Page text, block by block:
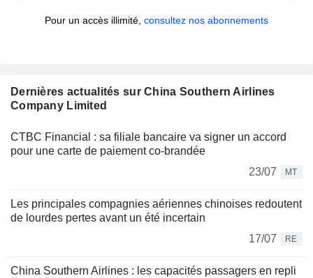
Pour un accès illimité, consultez nos abonnements
Dernières actualités sur China Southern Airlines
Company Limited
CTBC Financial : sa filiale bancaire va signer un accord
pour une carte de paiement co-brandée
23/07
MT
Les principales compagnies aériennes chinoises redoutent
de lourdes pertes avant un été incertain
17/07
RE
China Southern Airlines : les capacités passagers en repli